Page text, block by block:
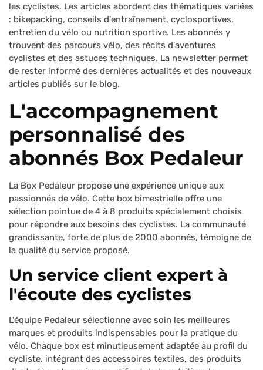
les cyclistes. Les articles abordent des thématiques variées
: bikepacking, conseils d'entraînement, cyclosportives,
entretien du vélo ou nutrition sportive. Les abonnés y
trouvent des parcours vélo, des récits d'aventures
cyclistes et des astuces techniques. La newsletter permet
de rester informé des dernières actualités et des nouveaux
articles publiés sur le blog.
L'accompagnement
personnalisé des
abonnés Box Pedaleur
La Box Pedaleur propose une expérience unique aux
passionnés de vélo. Cette box bimestrielle offre une
sélection pointue de 4 à 8 produits spécialement choisis
pour répondre aux besoins des cyclistes. La communauté
grandissante, forte de plus de 2000 abonnés, témoigne de
la qualité du service proposé.
Un service client expert à
l'écoute des cyclistes
L'équipe Pedaleur sélectionne avec soin les meilleures
marques et produits indispensables pour la pratique du
vélo. Chaque box est minutieusement adaptée au profil du
cycliste, intégrant des accessoires textiles, des produits